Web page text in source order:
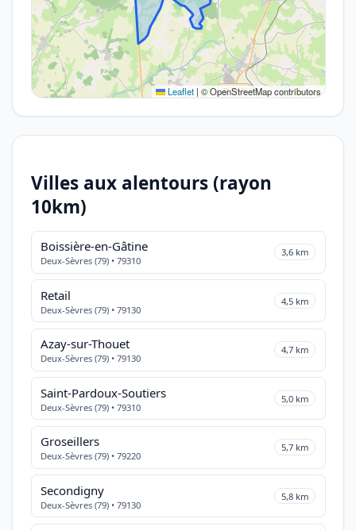
Leaflet | © OpenStreetMap contributors
Villes aux alentours (rayon
10km)
Boissière-en-Gâtine
Deux-Sèvres (79) • 79310
3,6 km
Retail
Deux-Sèvres (79) • 79130
4,5 km
Azay-sur-Thouet
Deux-Sèvres (79) • 79130
4,7 km
Saint-Pardoux-Soutiers
Deux-Sèvres (79) • 79310
5,0 km
Groseillers
Deux-Sèvres (79) • 79220
5,7 km
Secondigny
Deux-Sèvres (79) • 79130
5,8 km